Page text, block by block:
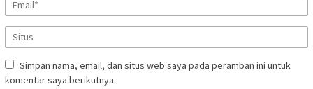
Simpan nama, email, dan situs web saya pada peramban ini untuk
komentar saya berikutnya.